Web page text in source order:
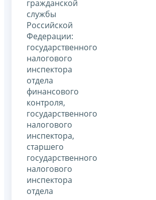
гражданской
службы
Российской
Федерации:
государственного
налогового
инспектора
отдела
финансового
контроля,
государственного
налогового
инспектора,
старшего
государственного
налогового
инспектора
отдела